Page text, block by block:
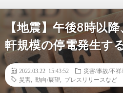
【地震】午後8時以
軒規模の停電発生す
2022.03.22 15:43:52
災害/事故/不祥
災害
動向/展望 プレスリリースなど